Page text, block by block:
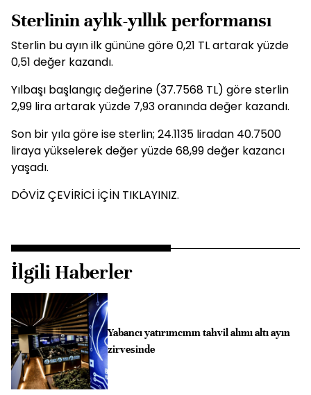
Sterlinin aylık-yıllık performansı
Sterlin bu ayın ilk gününe göre 0,21 TL artarak yüzde
0,51 değer kazandı.
Yılbaşı başlangıç değerine (37.7568 TL) göre sterlin
2,99 lira artarak yüzde 7,93 oranında değer kazandı.
Son bir yıla göre ise sterlin; 24.1135 liradan 40.7500
liraya yükselerek değer yüzde 68,99 değer kazancı
yaşadı.
DÖVİZ ÇEVİRİCİ İÇİN TIKLAYINIZ.
İlgili Haberler
Yabancı yatırımcının tahvil alımı altı ayın
zirvesinde